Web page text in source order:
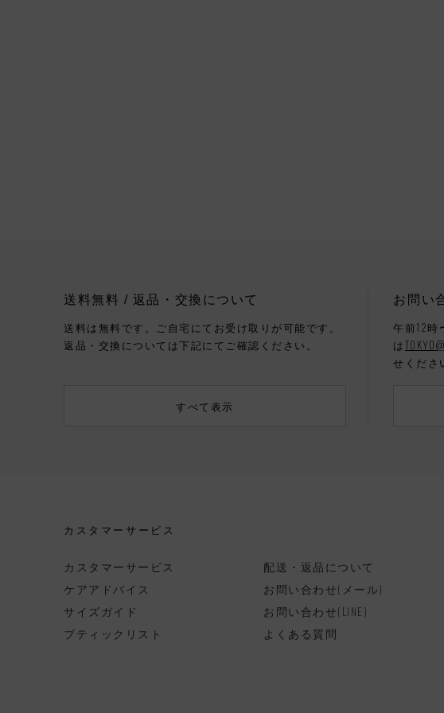
送料無料 / 返品・交換について
送料は無料です。ご自宅にてお受け取りが可能です。
返品・交換については下記にてご確認ください。
すべて表示
お問い
午前12時
は
せくださ
カスタマーサービス
カスタマーサービス
配送・返品について
ケアアドバイス
お問い合わせ(メール)
サイズガイド
お問い合わせ(LINE)
ブティックリスト
よくある質問